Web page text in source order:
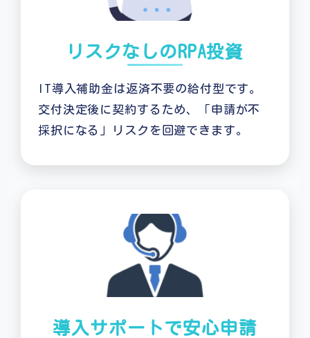
リスクなしのRPA投資
IT導入補助金は返済不要の給付型です。
交付決定後に契約するため、「申請が不
採択になる」リスクを回避できます。
導入サポートで安心申請